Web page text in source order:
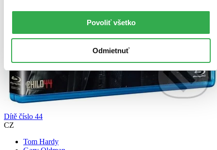
Povoliť všetko
Odmietnuť
Dítě číslo 44
CZ
Tom Hardy